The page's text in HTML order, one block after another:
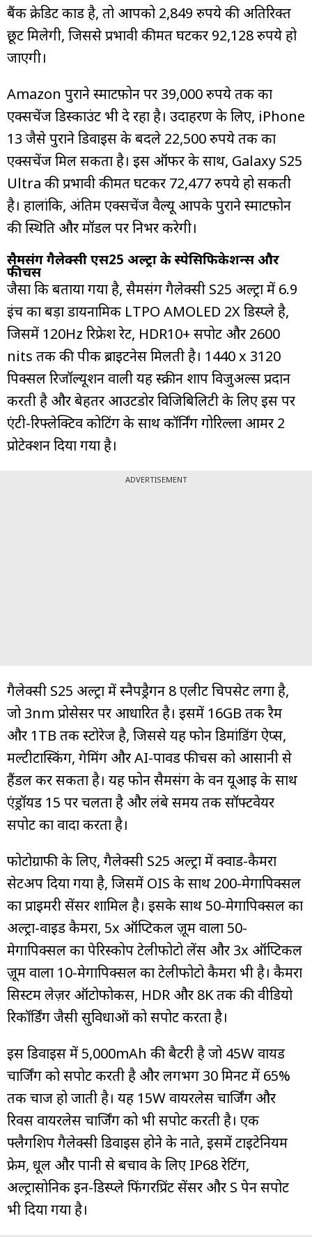
बैंक क्रेडिट कार्ड है, तो आपको 2,849 रुपये की अतिरिक्त
छूट मिलेगी, जिससे प्रभावी कीमत घटकर 92,128 रुपये हो
जाएगी।
Amazon पुराने स्मार्टफ़ोन पर 39,000 रुपये तक का
एक्सचेंज डिस्काउंट भी दे रहा है। उदाहरण के लिए, iPhone
13 जैसे पुराने डिवाइस के बदले 22,500 रुपये तक का
एक्सचेंज मिल सकता है। इस ऑफर के साथ, Galaxy S25
Ultra की प्रभावी कीमत घटकर 72,477 रुपये हो सकती
है। हालांकि, अंतिम एक्सचेंज वैल्यू आपके पुराने स्मार्टफ़ोन
की स्थिति और मॉडल पर निर्भर करेगी।
सैमसंग गैलेक्सी एस25 अल्ट्रा के स्पेसिफिकेशन्स और
फीचर्स
जैसा कि बताया गया है, सैमसंग गैलेक्सी S25 अल्ट्रा में 6.9
इंच का बड़ा डायनामिक LTPO AMOLED 2X डिस्प्ले है,
जिसमें 120Hz रिफ्रेश रेट, HDR10+ सपोर्ट और 2600
nits तक की पीक ब्राइटनेस मिलती है। 1440 x 3120
पिक्सल रिजॉल्यूशन वाली यह स्क्रीन शार्प विजुअल्स प्रदान
करती है और बेहतर आउटडोर विजिबिलिटी के लिए इस पर
एंटी-रिफ्लेक्टिव कोटिंग के साथ कॉर्निंग गोरिल्ला आर्मर 2
प्रोटेक्शन दिया गया है।
ADVERTISEMENT
गैलेक्सी S25 अल्ट्रा में स्नैपड्रैगन 8 एलीट चिपसेट लगा है,
जो 3nm प्रोसेसर पर आधारित है। इसमें 16GB तक रैम
और 1TB तक स्टोरेज है, जिससे यह फोन डिमांडिंग ऐप्स,
मल्टीटास्किंग, गेमिंग और AI-पावर्ड फीचर्स को आसानी से
हैंडल कर सकता है। यह फोन सैमसंग के वन यूआई के साथ
एंड्रॉयड 15 पर चलता है और लंबे समय तक सॉफ्टवेयर
सपोर्ट का वादा करता है।
फोटोग्राफी के लिए, गैलेक्सी S25 अल्ट्रा में क्वाड-कैमरा
सेटअप दिया गया है, जिसमें OIS के साथ 200-मेगापिक्सल
का प्राइमरी सेंसर शामिल है। इसके साथ 50-मेगापिक्सल का
अल्ट्रा-वाइड कैमरा, 5x ऑप्टिकल ज़ूम वाला 50-
मेगापिक्सल का पेरिस्कोप टेलीफोटो लेंस और 3x ऑप्टिकल
ज़ूम वाला 10-मेगापिक्सल का टेलीफोटो कैमरा भी है। कैमरा
सिस्टम लेज़र ऑटोफोकस, HDR और 8K तक की वीडियो
रिकॉर्डिंग जैसी सुविधाओं को सपोर्ट करता है।
इस डिवाइस में 5,000mAh की बैटरी है जो 45W वायर्ड
चार्जिंग को सपोर्ट करती है और लगभग 30 मिनट में 65%
तक चार्ज हो जाती है। यह 15W वायरलेस चार्जिंग और
रिवर्स वायरलेस चार्जिंग को भी सपोर्ट करती है। एक
फ्लैगशिप गैलेक्सी डिवाइस होने के नाते, इसमें टाइटेनियम
फ्रेम, धूल और पानी से बचाव के लिए IP68 रेटिंग,
अल्ट्रासोनिक इन-डिस्प्ले फिंगरप्रिंट सेंसर और S पेन सपोर्ट
भी दिया गया है।